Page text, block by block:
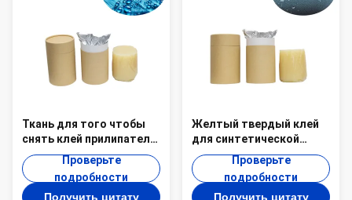
Ткань для того чтобы
снять клей прилипателя
ткани, клей PUR-6207
ткани 4500 Cps
промышленный
Проверьте
подробности
Получить цитату
Желтый твердый клей
для синтетической
ткани, 6000 Cps PUR
горячих плавит клей
PUR-6180
Проверьте
подробности
Получить цитату